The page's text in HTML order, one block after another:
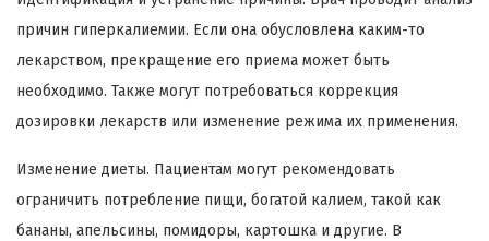
причин гиперкалиемии. Если она обусловлена каким-то
лекарством, прекращение его приема может быть
необходимо. Также могут потребоваться коррекция
дозировки лекарств или изменение режима их применения.
Изменение диеты. Пациентам могут рекомендовать
ограничить потребление пищи, богатой калием, такой как
бананы, апельсины, помидоры, картошка и другие. В